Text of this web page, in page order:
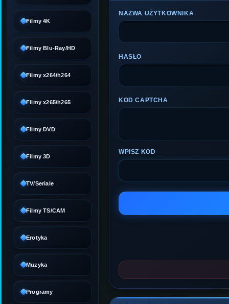
Filmy 4K
Filmy Blu-Ray/HD
Filmy x264/h264
Filmy x265/h265
Filmy DVD
Filmy 3D
TV/Seriale
Filmy TS/CAM
Erotyka
Muzyka
Programy
NAZWA UŻYTKOWNIKA
HASŁO
KOD CAPTCHA
WPISZ KOD